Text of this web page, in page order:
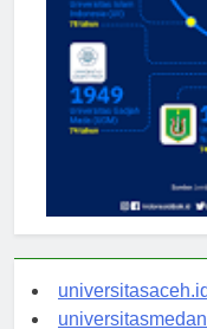
universitasaceh.id